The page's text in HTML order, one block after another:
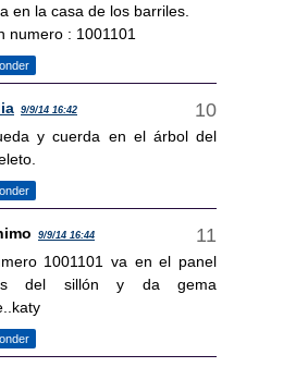
en la casa de los barriles.
numero : 1001101
9/9/14 16:42
y cuerda en el árbol del
9/9/14 16:44
1001101 va en el panel
del sillón y da gema